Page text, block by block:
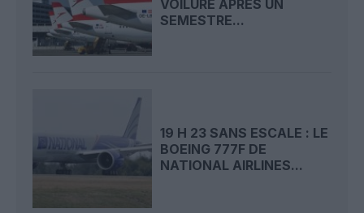
VOILURE APRÈS UN
SEMESTRE...
19 H 23 SANS ESCALE : LE
BOEING 777F DE
NATIONAL AIRLINES...